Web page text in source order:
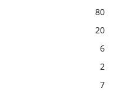
80
20
6
2
7